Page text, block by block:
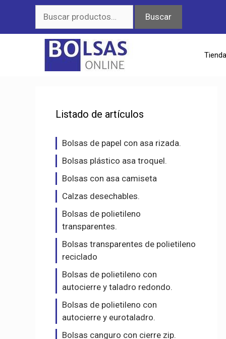
contenido
por:
Buscar
Tienda
Listado de artículos
Bolsas de papel con asa rizada.
Bolsas plástico asa troquel.
Bolsas con asa camiseta
Calzas desechables.
Bolsas de polietileno
transparentes.
Bolsas transparentes de polietileno
reciclado
Bolsas de polietileno con
autocierre y taladro redondo.
Bolsas de polietileno con
autocierre y eurotaladro.
Bolsas canguro con cierre zip.